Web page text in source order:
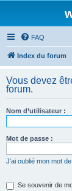
FAQ
Index du forum
Vous devez
forum.
Nom d’utilisateur :
Mot de passe :
J’ai oublié mon mot
Se souvenir de